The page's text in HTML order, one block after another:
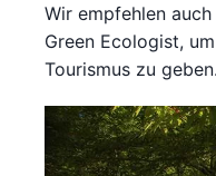
Wir empfehlen
Green Ecologist,
Tourismus zu geben.